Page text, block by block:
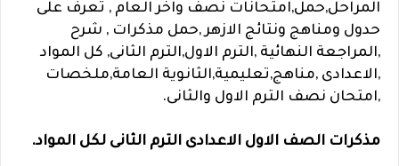
المراحل,حمل,امتحانات نصف واخر العام , تعرف على
حدول ومناهج ونتائج الازهر ,حمل مذكرات , شرح
,المراجعة النهائية ,الترم الاول,الترم الثانى, كل المواد
,الاعدادى ,مناهج,تعليمية,الثانوية العامة,ملخصات
,امتحان نصف الترم الاول والثانى.
مذكرات الصف الاول الاعدادى الترم الثانى لكل المواد.